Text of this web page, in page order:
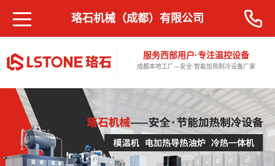
服务西部用户·专注温控设备
成都本地工厂—安全·智能加热制冷设备厂家
珞石机械（成都）有限公司